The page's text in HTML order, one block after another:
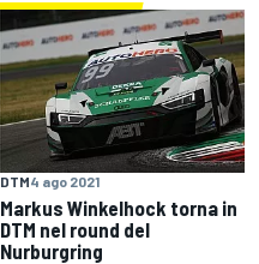
DTM4 ago 2021
Markus Winkelhock torna in
DTM nel round del
Nurburgring